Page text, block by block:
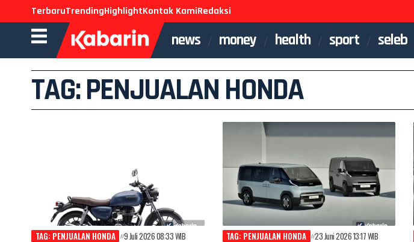
TerbaruTrendingHighlightKontak KamiRedaksi
news money health sport seleb
TAG: PENJUALAN HONDA
TAG: PENJUALAN HONDA 9 Juli 2026 08:33 WIB TAG: PENJUALAN HONDA 23 Juni 2026 13:17 WIB